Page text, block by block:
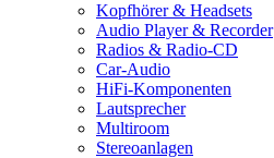
Kopfhörer & Headsets
Audio Player & Recorder
Radios & Radio-CD
Car-Audio
HiFi-Komponenten
Lautsprecher
Multiroom
Stereoanlagen